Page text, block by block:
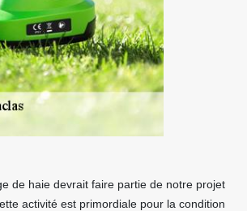
de haie devrait faire partie de notre projet
activité est primordiale pour la condition